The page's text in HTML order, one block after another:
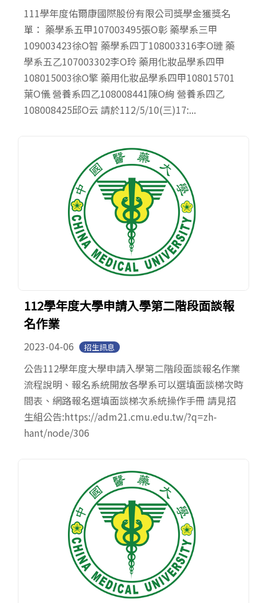
111學年度佑爾康國際股份有限公司獎學金獲獎名
單： 藥學系五甲107003495張O彰 藥學系三甲
109003423徐O智 藥學系四丁108003316李O璉 藥
學系五乙107003302李O玲 藥用化妝品學系四甲
108015003徐O擎 藥用化妝品學系四甲108015701
葉O儀 營養系四乙108008441陳O絢 營養系四乙
108008425邱O云 請於112/5/10(三)17:...
112學年度大學申請入學第二階段面談報
名作業
2023-04-06 招生訊息
公告112學年度大學申請入學第二階段面談報名作業
流程說明、報名系統開放各學系可以選填面談梯次時
間表、網路報名選填面談梯次系統操作手冊 請見招
生組公告:https://adm21.cmu.edu.tw/?q=zh-
hant/node/306